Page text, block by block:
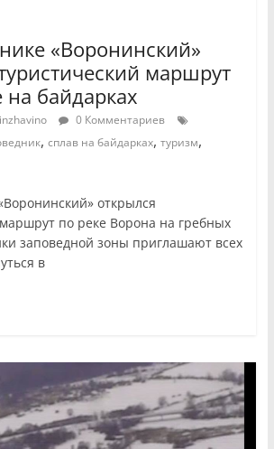
«Воронинский»
маршрут
байдарках
inzhavino
0 Комментариев
, сплав на байдарках, туризм,
открылся
по реке Ворона на гребных
заповедной зоны приглашают всех
в